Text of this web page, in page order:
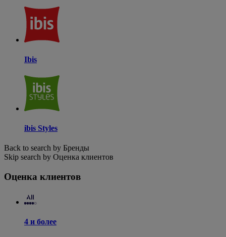
Ibis
ibis Styles
Back to search by Бренды
Skip search by Оценка клиентов
Оценка клиентов
4 и более